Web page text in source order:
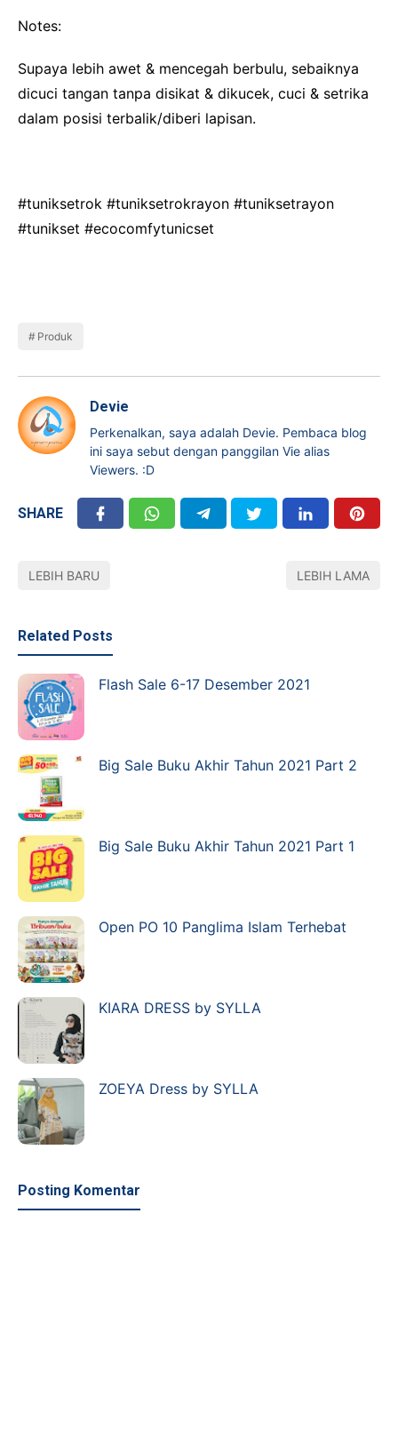
Notes:
Supaya lebih awet & mencegah berbulu, sebaiknya
dicuci tangan tanpa disikat & dikucek, cuci & setrika
dalam posisi terbalik/diberi lapisan.
#tuniksetrok #tuniksetrokrayon #tuniksetrayon
#tunikset #ecocomfytunicset
Produk
Devie
Perkenalkan, saya adalah Devie. Pembaca blog
ini saya sebut dengan panggilan Vie alias
Viewers. :D
SHARE
LEBIH BARU LEBIH LAMA
Related Posts
Flash Sale 6-17 Desember 2021
Big Sale Buku Akhir Tahun 2021 Part 2
Big Sale Buku Akhir Tahun 2021 Part 1
Open PO 10 Panglima Islam Terhebat
KIARA DRESS by SYLLA
ZOEYA Dress by SYLLA
Posting Komentar